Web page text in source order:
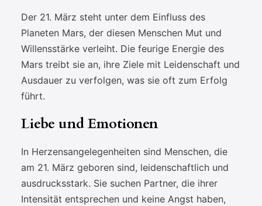
Der 21. März steht unter dem Einfluss des
Planeten Mars, der diesen Menschen Mut und
Willensstärke verleiht. Die feurige Energie des
Mars treibt sie an, ihre Ziele mit Leidenschaft und
Ausdauer zu verfolgen, was sie oft zum Erfolg
führt.
Liebe und Emotionen
In Herzensangelegenheiten sind Menschen, die
am 21. März geboren sind, leidenschaftlich und
ausdrucksstark. Sie suchen Partner, die ihrer
Intensität entsprechen und keine Angst haben,